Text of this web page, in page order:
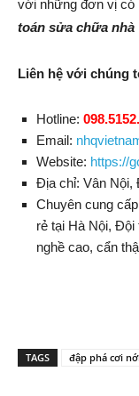
với những đơn vị có
toán sửa chữa nhà
Liên hệ với chúng
Hotline:
Email:
Website: https://
Địa chỉ: Vân Nội,
Chuyên cung
rẻ tại Hà Nội,
nghề cao, cẩn
TAGS đập phá cơi